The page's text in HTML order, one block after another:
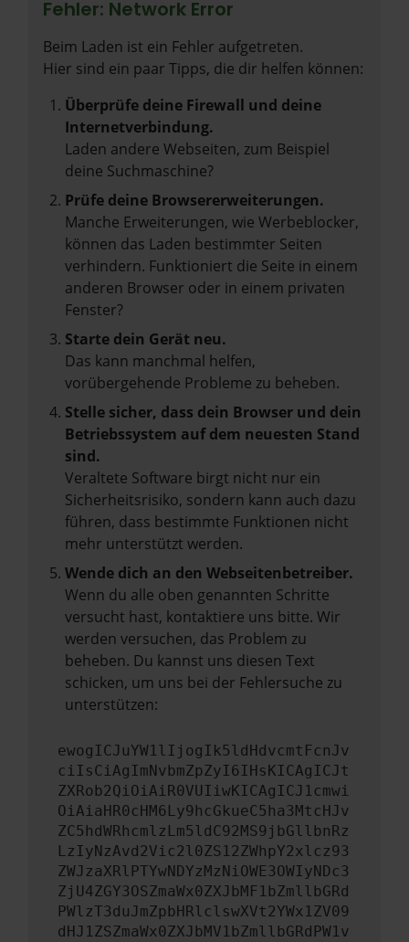
Fehler: Network Error
Beim Laden ist ein Fehler aufgetreten.
Hier sind ein paar Tipps, die dir helfen können:
Überprüfe deine Firewall und deine
Internetverbindung.
Laden andere Webseiten, zum Beispiel
deine Suchmaschine?
Prüfe deine Browsererweiterungen.
Manche Erweiterungen, wie Werbeblocker,
können das Laden bestimmter Seiten
verhindern. Funktioniert die Seite in einem
anderen Browser oder in einem privaten
Fenster?
Starte dein Gerät neu.
Das kann manchmal helfen,
vorübergehende Probleme zu beheben.
Stelle sicher, dass dein Browser und dein
Betriebssystem auf dem neuesten Stand
sind.
Veraltete Software birgt nicht nur ein
Sicherheitsrisiko, sondern kann auch dazu
führen, dass bestimmte Funktionen nicht
mehr unterstützt werden.
Wende dich an den Webseitenbetreiber.
Wenn du alle oben genannten Schritte
versucht hast, kontaktiere uns bitte. Wir
werden versuchen, das Problem zu
beheben. Du kannst uns diesen Text
schicken, um uns bei der Fehlersuche zu
unterstützen:
ewogICJuYW1lIjogIk5ldHdvcmtFcnJv
ciIsCiAgImNvbmZpZyI6IHsKICAgICJt
ZXRob2QiOiAiR0VUIiwKICAgICJ1cmwi
OiAiaHR0cHM6Ly9hcGkueC5ha3MtcHJv
ZC5hdWRhcmlzLm5ldC92MS9jbGllbnRz
LzIyNzAvd2Vic2l0ZS12ZWhpY2xlcz93
ZWJzaXRlPTYwNDYzMzNiOWE3OWIyNDc3
ZjU4ZGY3OSZmaWx0ZXJbMF1bZmllbGRd
PWlzT3duJmZpbHRlclswXVt2YWx1ZV09
dHJ1ZSZmaWx0ZXJbMV1bZmllbGRdPW1v